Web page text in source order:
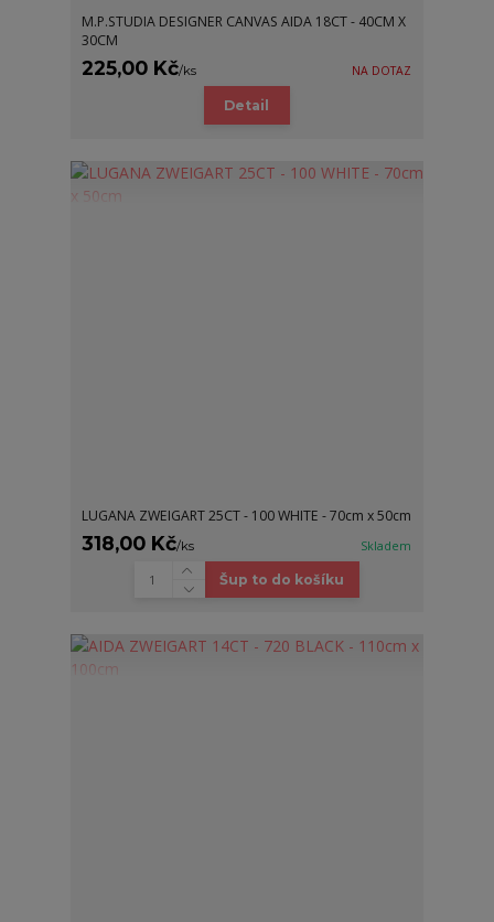
M.P.STUDIA DESIGNER CANVAS AIDA 18CT - 40CM X
30CM
225,00 Kč/ks NA DOTAZ
Detail
LUGANA ZWEIGART 25CT - 100 WHITE - 70cm x 50cm
318,00 Kč/ks Skladem
Šup to do košíku